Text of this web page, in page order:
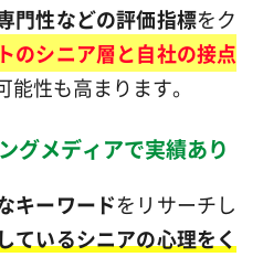
門性などの評価指標をク
のシニア層と自社の接点
能性も高まります。
グメディアで実績あり
キーワードをリサーチし
ているシニアの心理をく